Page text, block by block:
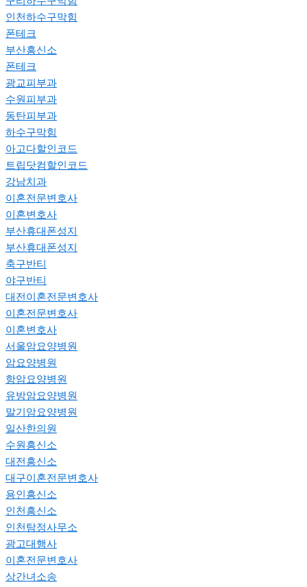
인천하수구막힘
폰테크
부산흥신소
폰테크
광교피부과
수원피부과
동탄피부과
하수구막힘
아고다할인코드
트립닷컴할인코드
강남치과
이혼전문변호사
이혼변호사
부산휴대폰성지
부산휴대폰성지
축구반티
야구반티
대전이혼전문변호사
이혼전문변호사
이혼변호사
서울암요양병원
암요양병원
항암요양병원
유방암요양병원
말기암요양병원
일산한의원
수원흥신소
대전흥신소
대구이혼전문변호사
용인흥신소
인천흥신소
인천탐정사무소
광고대행사
이혼전문변호사
상간녀소송